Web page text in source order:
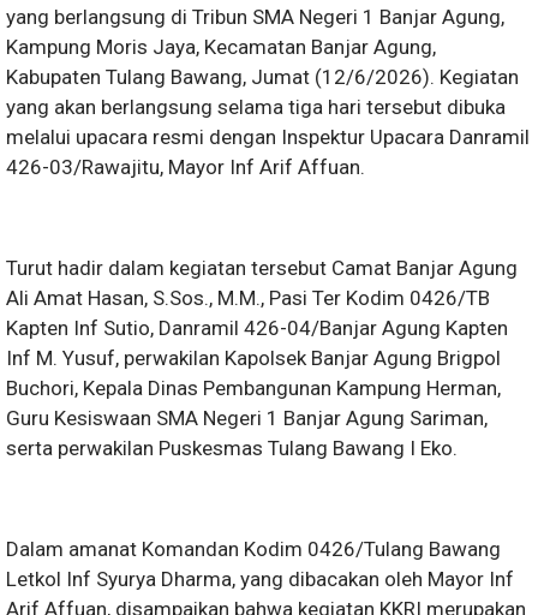
yang berlangsung di Tribun SMA Negeri 1 Banjar Agung,
Kampung Moris Jaya, Kecamatan Banjar Agung,
Kabupaten Tulang Bawang, Jumat (12/6/2026). Kegiatan
yang akan berlangsung selama tiga hari tersebut dibuka
melalui upacara resmi dengan Inspektur Upacara Danramil
426-03/Rawajitu, Mayor Inf Arif Affuan.
Turut hadir dalam kegiatan tersebut Camat Banjar Agung
Ali Amat Hasan, S.Sos., M.M., Pasi Ter Kodim 0426/TB
Kapten Inf Sutio, Danramil 426-04/Banjar Agung Kapten
Inf M. Yusuf, perwakilan Kapolsek Banjar Agung Brigpol
Buchori, Kepala Dinas Pembangunan Kampung Herman,
Guru Kesiswaan SMA Negeri 1 Banjar Agung Sariman,
serta perwakilan Puskesmas Tulang Bawang I Eko.
Dalam amanat Komandan Kodim 0426/Tulang Bawang
Letkol Inf Syurya Dharma, yang dibacakan oleh Mayor Inf
Arif Affuan, disampaikan bahwa kegiatan KKRI merupakan